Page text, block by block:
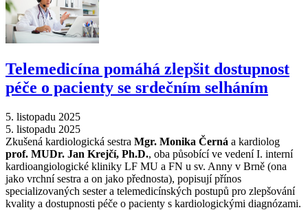
Telemedicína pomáhá zlepšit dostupnost
péče o pacienty se srdečním selháním
5. listopadu 2025
5. listopadu 2025
Zkušená kardiologická sestra Mgr. Monika Černá a kardiolog
prof. MUDr. Jan Krejčí, Ph.D., oba působící ve vedení I. interní
kardioangiologické kliniky LF MU a FN u sv. Anny v Brně (ona
jako vrchní sestra a on jako přednosta), popisují přínos
specializovaných sester a telemedicínských postupů pro zlepšování
kvality a dostupnosti péče o pacienty s kardiologickými diagnózami.